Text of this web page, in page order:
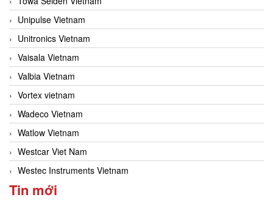
Unipulse Vietnam
Unitronics Vietnam
Vaisala Vietnam
Valbia Vietnam
Vortex vietnam
Wadeco Vietnam
Watlow Vietnam
Westcar Viet Nam
Westec Instruments Vietnam
Tin mới